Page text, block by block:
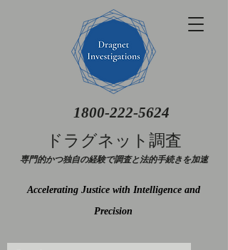
ドラグネット調査
専門的かつ独自の経験で調査と法的手続きを加速
1800-222-5624
Accelerating Justice with Intelligence and
Precision